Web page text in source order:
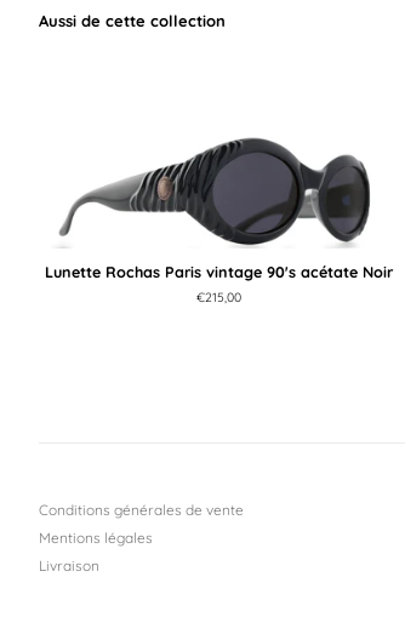
Aussi de cette collection
Lunette Rochas Paris vintage 90's acétate Noir
Prix
€215,00
Conditions générales de vente
Mentions légales
Livraison